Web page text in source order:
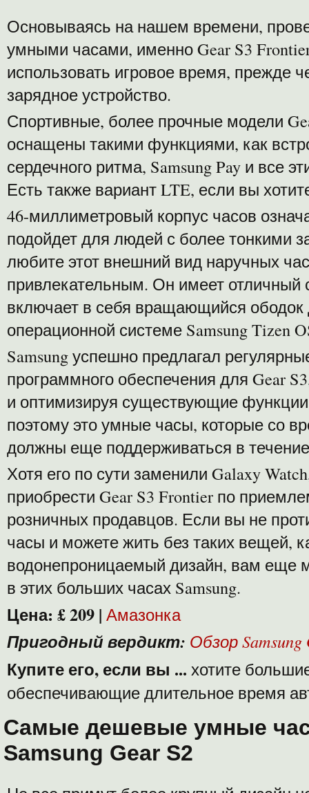
Основываясь на нашем времени,
умными часами, именно Gear S3
использовать игровое время, прежде
зарядное устройство.
Спортивные, более прочные модели
оснащены такими функциями, как
сердечного ритма, Samsung Pay и все
Есть также вариант LTE, если вы
46-миллиметровый корпус часов
подойдет для людей с более тонкими
любите этот внешний вид наручных
привлекательным. Он имеет отличный
включает в себя вращающийся ободок
операционной системе Samsung Tizen
Samsung успешно предлагал
программного обеспечения для Gear
и оптимизируя существующие
поэтому это умные часы, которые со
должны еще поддерживаться в
Хотя его по сути заменили Galaxy
приобрести Gear S3 Frontier по
розничных продавцов. Если вы не
часы и можете жить без таких вещей,
водонепроницаемый дизайн, вам еще
в этих больших часах Samsung.
Цена: £ 209 | Амазонка
Пригодный вердикт: Обзор Samsung
Купите его, если вы ... хотите
обеспечивающие длительное время
Самые дешевые умные
Samsung Gear S2